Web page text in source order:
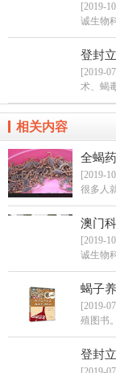
[2019-
诚生物
登封
[2019-
术、蝎
相关内容
全蝎
少？
[2019-
很多人
澳门
[2019-
诚生物
蝎子
全
[2019-
殖图书
登封